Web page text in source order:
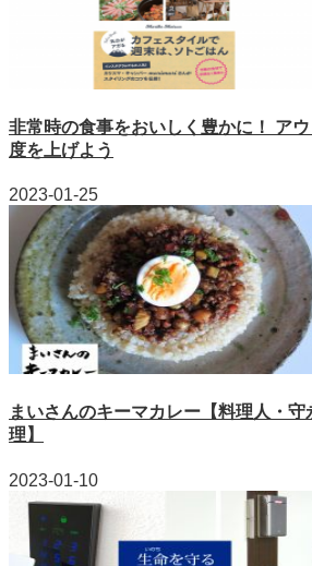
非常時の食事をおいしく豊かに！ ア
度を上げよう
2023-01-25
まいさんのキーマカレー【料理人・
理】
2023-01-10